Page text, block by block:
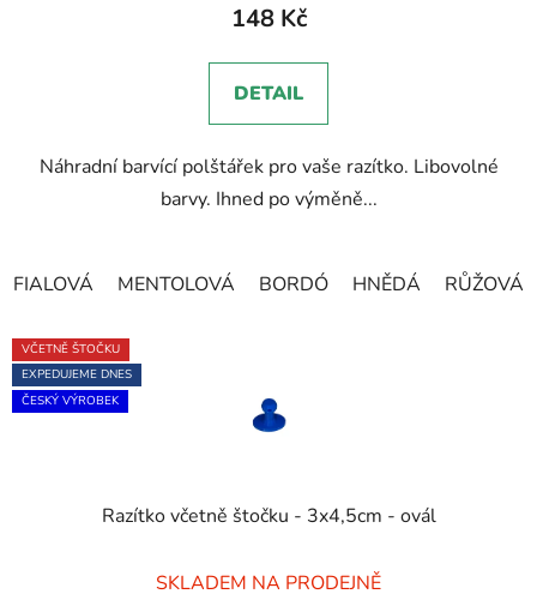
148 Kč
DETAIL
Náhradní barvící polštářek pro vaše razítko. Libovolné
barvy. Ihned po výměně...
FIALOVÁ MENTOLOVÁ BORDÓ HNĚDÁ RŮŽOVÁ
VČETNĚ ŠTOČKU
EXPEDUJEME DNES
ČESKÝ VÝROBEK
Razítko včetně štočku - 3x4,5cm - ovál
hodnocení
SKLADEM NA PRODEJNĚ